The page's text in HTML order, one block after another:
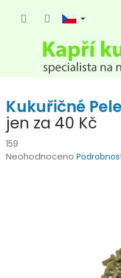
Kukuřičné
jen za 40 Kč
159
Průměrné
Neohodnoceno